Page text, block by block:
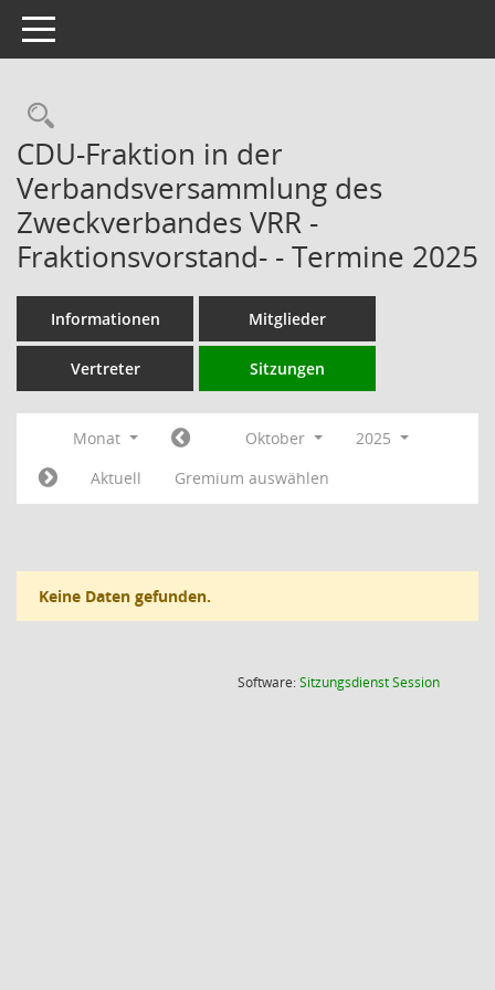
Toggle navigation
Rechercheauswahl
CDU-Fraktion in der
Verbandsversammlung des
Zweckverbandes VRR -
Fraktionsvorstand- - Termine 2025
Informationen Mitglieder
Vertreter Sitzungen
Monat Oktober
2025
Aktuell
Gremium auswählen
Keine Daten gefunden.
Software:SitzungsdienstSession(Wird in